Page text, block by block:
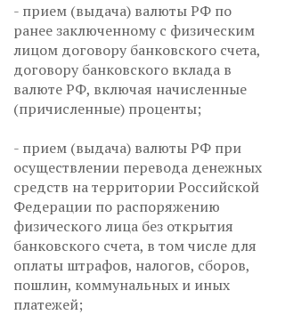
- прием (выдача) валюты РФ по
ранее заключенному с физическим
лицом договору банковского счета,
договору банковского вклада в
валюте РФ, включая начисленные
(причисленные) проценты;
- прием (выдача) валюты РФ при
осуществлении перевода денежных
средств на территории Российской
Федерации по распоряжению
физического лица без открытия
банковского счета, в том числе для
оплаты штрафов, налогов, сборов,
пошлин, коммунальных и иных
платежей;